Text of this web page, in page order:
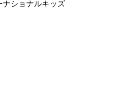
ショナルキッズ